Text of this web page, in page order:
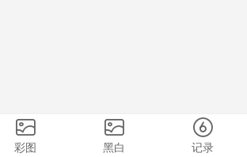
彩图 黑白 记录